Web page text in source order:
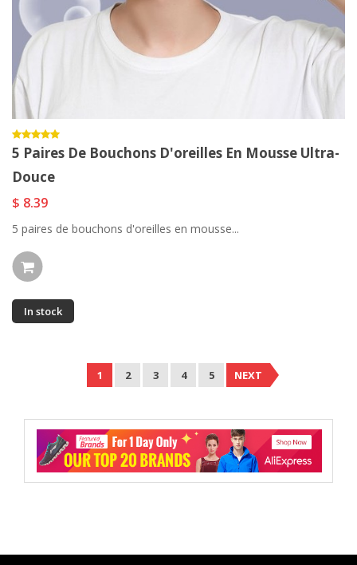
5 Paires De Bouchons D'oreilles En Mousse Ultra-
Douce
$ 8.39
5 paires de bouchons d'oreilles en mousse...
In stock
1 2 3 4 5 NEXT